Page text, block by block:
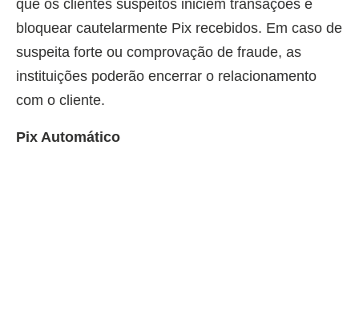
que os clientes suspeitos iniciem transações e
bloquear cautelarmente Pix recebidos. Em caso de
suspeita forte ou comprovação de fraude, as
instituições poderão encerrar o relacionamento
com o cliente.
Pix Automático